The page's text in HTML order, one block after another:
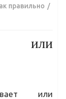
правильно
или
или